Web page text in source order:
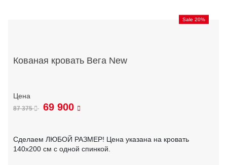
Sale 20%
Кованая кровать Вега New
87 375 69 900
Сделаем ЛЮБОЙ РАЗМЕР! Цена указана на кровать
140х200 см с одной спинкой.